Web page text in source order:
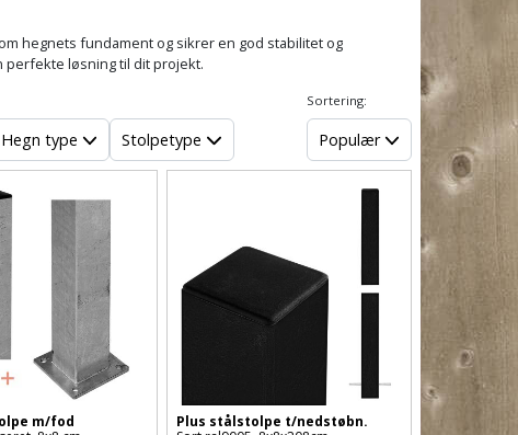
hegnets fundament og sikrer en god stabilitet og
perfekte løsning til dit projekt.
Hegn type Stolpetype
Sortering:
Populær
m/fod
Plus stålstolpe t/nedstøbn.